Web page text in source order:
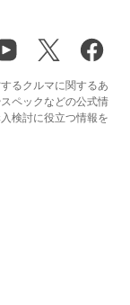
るクルマに関するあ
ペックなどの公式情
検討に役立つ情報を